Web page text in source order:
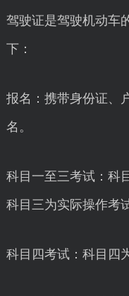
驾驶证是驾驶机动车
下：
报名：携带身份证、
名。
科目一至三考试：科
科目三为实际操作考
科目四考试：科目四